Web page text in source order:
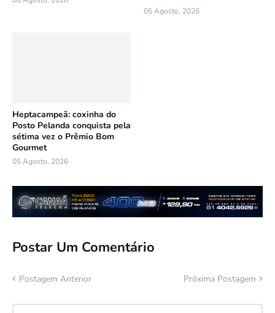
05 Agosto, 2026
Heptacampeã: coxinha do
Posto Pelanda conquista pela
sétima vez o Prêmio Bom
Gourmet
05 Agosto, 2026
Postar Um Comentário
Postagem Anterior Próxima Postagem